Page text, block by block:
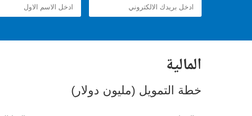
المالية
خطة التمويل (مليون دولار)